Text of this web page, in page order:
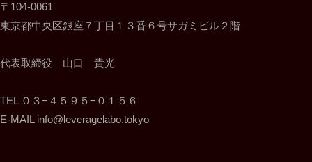
〒104-0061
東京都中央区銀座７丁目１３番６号サガミビル２階
代表取締役 山口 貴光
TEL ０３−４５９５−０１５６
E-MAIL info@leveragelabo.tokyo